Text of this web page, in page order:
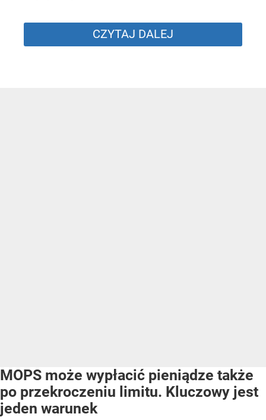
CZYTAJ DALEJ
MOPS może wypłacić pieniądze także
po przekroczeniu limitu. Kluczowy jest
jeden warunek